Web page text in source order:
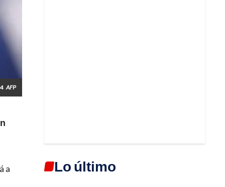
AFP
a Lo último